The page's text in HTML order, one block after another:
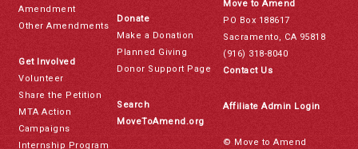
Amendment
Other Amendments
Get Involved
Volunteer
Share the Petition
MTA Action
Campaigns
Internship Program
Donate
Make a Donation
Planned Giving
Donor Support Page
Search
MoveToAmend.org
Move to Amend
PO Box 188617
Sacramento, CA 95818
(916) 318-8040
Contact Us
Affiliate Admin Login
© Move to Amend